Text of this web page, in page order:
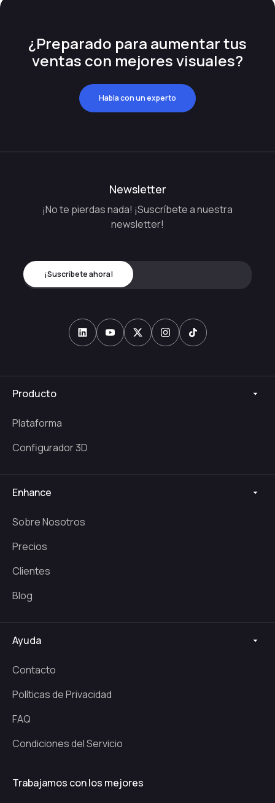
¿Preparado para aumentar tus
ventas con mejores visuales?
Habla con un experto
Newsletter
¡No te pierdas nada! ¡Suscríbete a nuestra
newsletter!
Producto
Plataforma
Configurador 3D
Enhance
Sobre Nosotros
Precios
Clientes
Blog
Ayuda
Contacto
Políticas de Privacidad
FAQ
Condiciones del Servicio
Trabajamos con los mejores